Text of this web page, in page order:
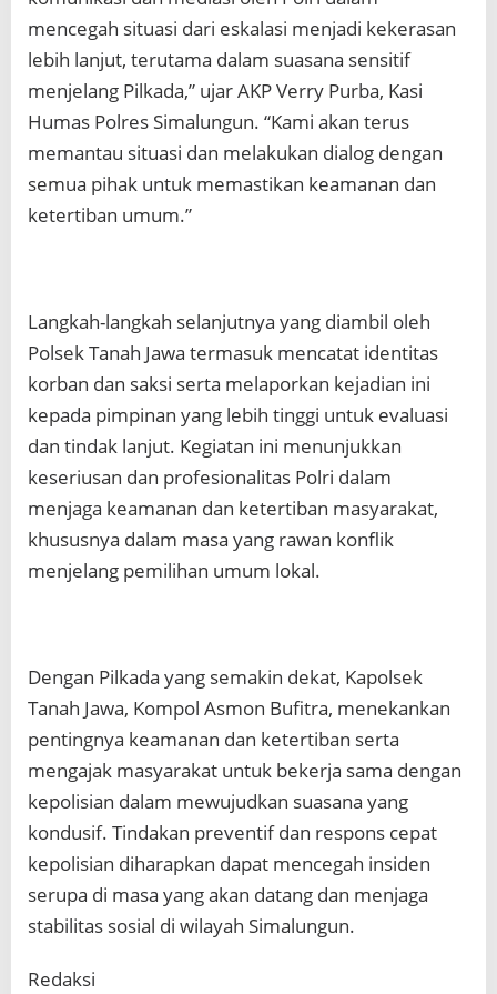
mencegah situasi dari eskalasi menjadi kekerasan
lebih lanjut, terutama dalam suasana sensitif
menjelang Pilkada,” ujar AKP Verry Purba, Kasi
Humas Polres Simalungun. “Kami akan terus
memantau situasi dan melakukan dialog dengan
semua pihak untuk memastikan keamanan dan
ketertiban umum.”
Langkah-langkah selanjutnya yang diambil oleh
Polsek Tanah Jawa termasuk mencatat identitas
korban dan saksi serta melaporkan kejadian ini
kepada pimpinan yang lebih tinggi untuk evaluasi
dan tindak lanjut. Kegiatan ini menunjukkan
keseriusan dan profesionalitas Polri dalam
menjaga keamanan dan ketertiban masyarakat,
khususnya dalam masa yang rawan konflik
menjelang pemilihan umum lokal.
Dengan Pilkada yang semakin dekat, Kapolsek
Tanah Jawa, Kompol Asmon Bufitra, menekankan
pentingnya keamanan dan ketertiban serta
mengajak masyarakat untuk bekerja sama dengan
kepolisian dalam mewujudkan suasana yang
kondusif. Tindakan preventif dan respons cepat
kepolisian diharapkan dapat mencegah insiden
serupa di masa yang akan datang dan menjaga
stabilitas sosial di wilayah Simalungun.
Redaksi